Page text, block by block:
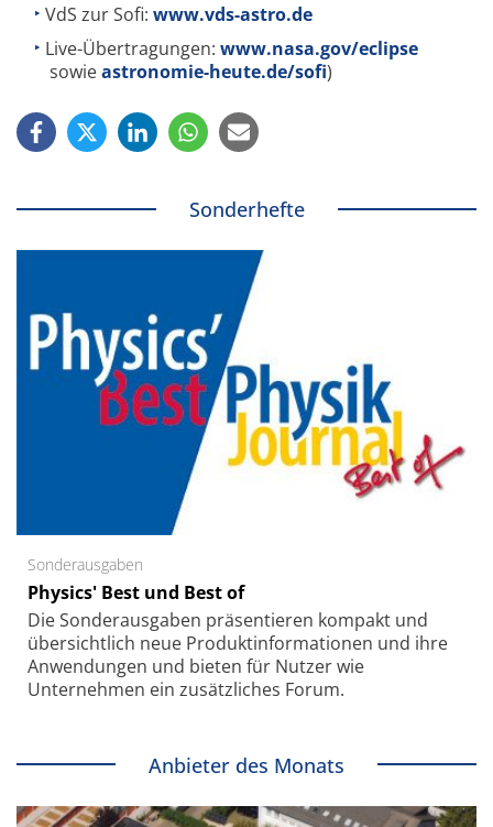
VdS zur Sofi: www.vds-astro.de
Live-Übertragungen: www.nasa.gov/eclipse
sowieastronomie-heute.de/sofi)
Sonderhefte
Sonderausgaben
Physics' Best und Best of
Die Sonder­ausgaben präsentieren kompakt und
übersichtlich neue Produkt­informationen und ihre
Anwendungen und bieten für Nutzer wie
Unternehmen ein zusätzliches Forum.
Anbieter des Monats